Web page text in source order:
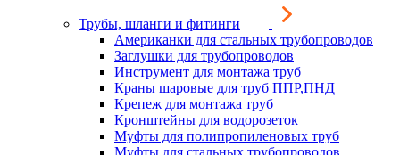
Трубы, шланги и фитинги
Американки для стальных трубопроводов
Заглушки для трубопроводов
Инструмент для монтажа труб
Краны шаровые для труб ППР,ПНД
Крепеж для монтажа труб
Кронштейны для водорозеток
Муфты для полипропиленовых труб
Муфты для стальных трубопроводов